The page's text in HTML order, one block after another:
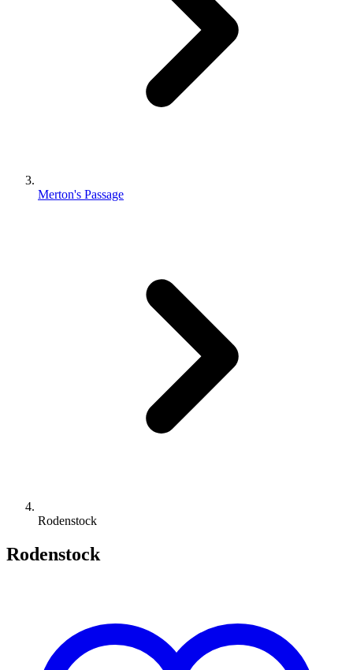
Merton's Passage
Rodenstock
Rodenstock